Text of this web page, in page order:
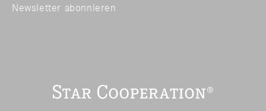
Newsletter abonnieren